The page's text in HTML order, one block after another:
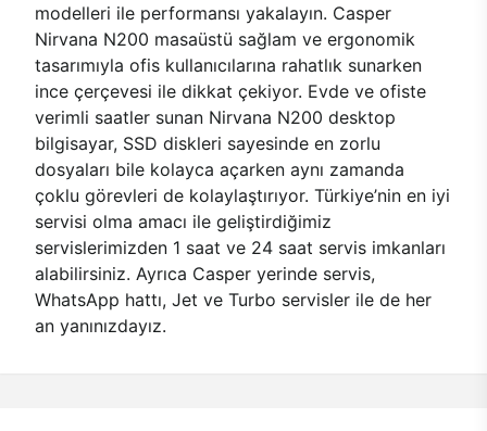
modelleri ile performansı yakalayın. Casper
Nirvana N200 masaüstü sağlam ve ergonomik
tasarımıyla ofis kullanıcılarına rahatlık sunarken
ince çerçevesi ile dikkat çekiyor. Evde ve ofiste
verimli saatler sunan Nirvana N200 desktop
bilgisayar, SSD diskleri sayesinde en zorlu
dosyaları bile kolayca açarken aynı zamanda
çoklu görevleri de kolaylaştırıyor. Türkiye’nin en iyi
servisi olma amacı ile geliştirdiğimiz
servislerimizden 1 saat ve 24 saat servis imkanları
alabilirsiniz. Ayrıca Casper yerinde servis,
WhatsApp hattı, Jet ve Turbo servisler ile de her
an yanınızdayız.